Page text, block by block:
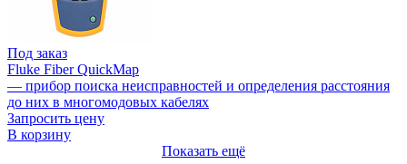
Под заказ
Fluke Fiber QuickMap
— прибор поиска неисправностей и определения расстояния
до них в многомодовых кабелях
Запросить цену
В корзину
Показать ещё